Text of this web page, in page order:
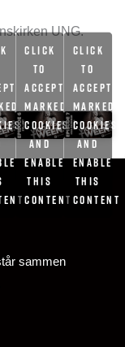
UNG.
Click
to
accept
markedsføring
cookies
and
enable
this
content
Click
to
accept
cookies
and
enable
this
content
sammen